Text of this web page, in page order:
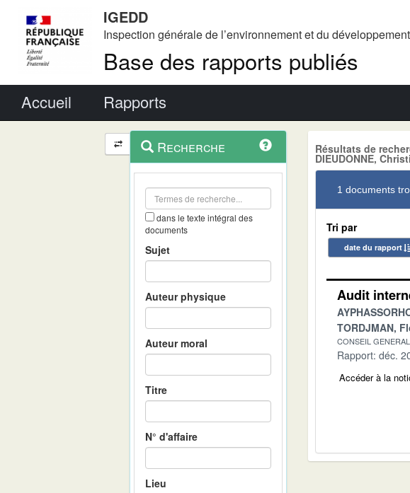
IGEDD
Inspection générale de l’environnement et du
Base des rapports publiés
Accueil Rapports
Navigation
et
outils
contextuel
Recherche
dans le texte intégral des
documents
Sujet
Auteur physique
Auteur moral
Titre
N° d'affaire
Lieu
Résultats de
DIEUDONNE,
1 documents
Tri par
date du rapport
Audit
TORDJMAN,
CONSEIL
Rapport: déc.
Accéder à la